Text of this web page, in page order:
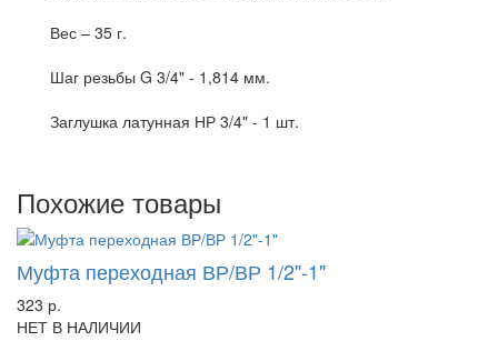
Вес – 35 г.
Шаг резьбы G 3/4" - 1,814 мм.
Заглушка латунная НР 3/4" - 1 шт.
Похожие товары
Муфта переходная ВР/ВР 1/2"-1"
323 р.
НЕТ В НАЛИЧИИ